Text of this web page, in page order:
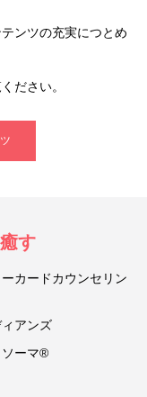
ンツの充実につとめ
ださい。
す
カードカウンセリン
アンズ
ソーマ®